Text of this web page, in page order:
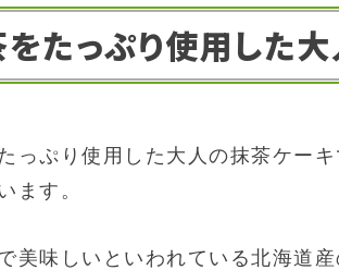
たっぷり使用した
っぷり使用した大人の抹茶ケー
ます。
美味しいといわれている北海道